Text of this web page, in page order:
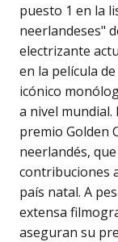
puesto 1 en la
neerlandeses"
electrizante
en la película de
icónico
a nivel
premio Golden
neerlandés,
contribuciones
país natal. A
extensa
aseguran su